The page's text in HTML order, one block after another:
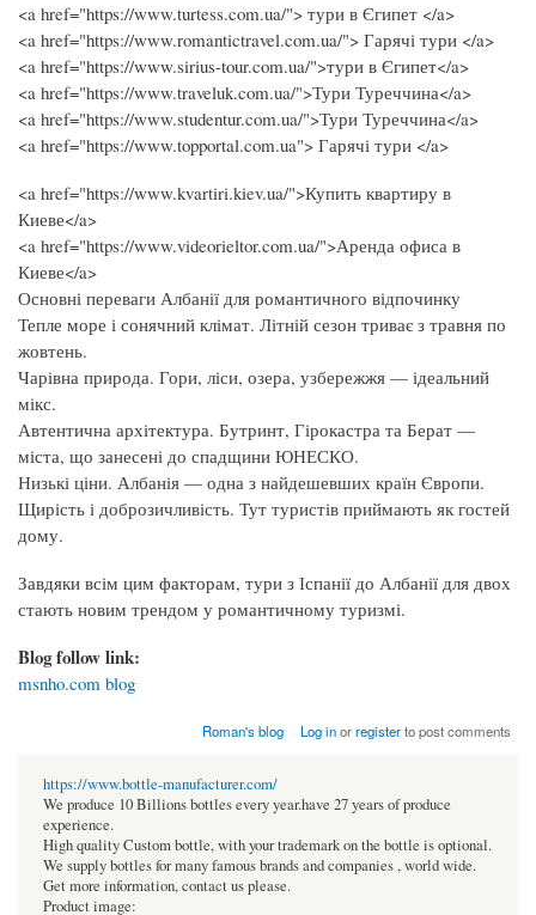
<a href="https://www.turtess.com.ua/"> тури в Єгипет </a>
<a href="https://www.romantictravel.com.ua/"> Гарячі тури </a>
<a href="https://www.sirius-tour.com.ua/">тури в Єгипет</a>
<a href="https://www.traveluk.com.ua/">Тури Туреччина</a>
<a href="https://www.studentur.com.ua/">Тури Туреччина</a>
<a href="https://www.topportal.com.ua"> Гарячі тури </a>
<a href="https://www.kvartiri.kiev.ua/">Купить квартиру в
Киеве</a>
<a href="https://www.videorieltor.com.ua/">Аренда офиса в
Киеве</a>
Основні переваги Албанії для романтичного відпочинку
Тепле море і сонячний клімат. Літній сезон триває з травня по
жовтень.
Чарівна природа. Гори, ліси, озера, узбережжя — ідеальний
мікс.
Автентична архітектура. Бутринт, Гірокастра та Берат —
міста, що занесені до спадщини ЮНЕСКО.
Низькі ціни. Албанія — одна з найдешевших країн Європи.
Щирість і доброзичливість. Тут туристів приймають як гостей
дому.
Завдяки всім цим факторам, тури з Іспанії до Албанії для двох
стають новим трендом у романтичному туризмі.
Blog follow link:
msnho.com blog
Roman's blog Log inorregisterto post comments
https://www.bottle-manufacturer.com/
We produce 10 Billions bottles every year.have 27 years of produce
experience.
High quality Custom bottle, with your trademark on the bottle is optional.
We supply bottles for many famous brands and companies , world wide.
Get more information, contact us please.
Product image: